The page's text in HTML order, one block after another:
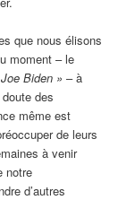
que nous élisons
moment – le
Biden » – à
des
même est
de leurs
à venir
notre
d’autres